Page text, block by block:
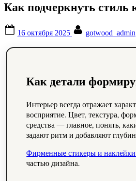
Как подчеркнуть
on
16 октября 2025 gotwood_admin
Как детали
Интерьер всегда отражает
восприятие. Цвет, текстура,
средства — главное, понять,
задают ритм и добавляют
Фирменные стикеры и
частью дизайна.